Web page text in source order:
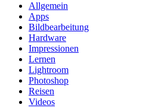
Allgemein
Apps
Bildbearbeitung
Hardware
Impressionen
Lernen
Lightroom
Photoshop
Reisen
Videos